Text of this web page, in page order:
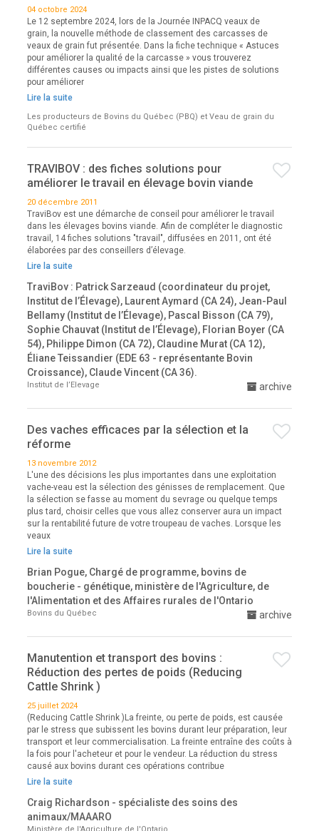
04 octobre 2024
Le 12 septembre 2024, lors de la Journée INPACQ veaux de
grain, la nouvelle méthode de classement des carcasses de
veaux de grain fut présentée. Dans la fiche technique « Astuces
pour améliorer la qualité de la carcasse » vous trouverez
différentes causes ou impacts ainsi que les pistes de solutions
pour améliorer
Lire la suite
Les producteurs de Bovins du Québec (PBQ) et Veau de grain du
Québec certifié
TRAVIBOV : des fiches solutions pour
améliorer le travail en élevage bovin viande
20 décembre 2011
TraviBov est une démarche de conseil pour améliorer le travail
dans les élevages bovins viande. Afin de compléter le diagnostic
travail, 14 fiches solutions "travail", diffusées en 2011, ont été
élaborées par des conseillers d’élevage.
Lire la suite
TraviBov : Patrick Sarzeaud (coordinateur du projet,
Institut de l’Élevage), Laurent Aymard (CA 24), Jean-Paul
Bellamy (Institut de l’Élevage), Pascal Bisson (CA 79),
Sophie Chauvat (Institut de l’Élevage), Florian Boyer (CA
54), Philippe Dimon (CA 72), Claudine Murat (CA 12),
Éliane Teissandier (EDE 63 - représentante Bovin
Croissance), Claude Vincent (CA 36).
archive
Institut de l’Elevage
Des vaches efficaces par la sélection et la
réforme
13 novembre 2012
L'une des décisions les plus importantes dans une exploitation
vache-veau est la sélection des génisses de remplacement. Que
la sélection se fasse au moment du sevrage ou quelque temps
plus tard, choisir celles que vous allez conserver aura un impact
sur la rentabilité future de votre troupeau de vaches. Lorsque les
veaux
Lire la suite
Brian Pogue, Chargé de programme, bovins de
boucherie - génétique, ministère de l'Agriculture, de
l'Alimentation et des Affaires rurales de l'Ontario
archive
Bovins du Québec
Manutention et transport des bovins :
Réduction des pertes de poids (Reducing
Cattle Shrink )
25 juillet 2024
(Reducing Cattle Shrink )La freinte, ou perte de poids, est causée
par le stress que subissent les bovins durant leur préparation, leur
transport et leur commercialisation. La freinte entraîne des coûts à
la fois pour l'acheteur et pour le vendeur. La réduction du stress
causé aux bovins durant ces opérations contribue
Lire la suite
Craig Richardson - spécialiste des soins des
animaux/MAAARO